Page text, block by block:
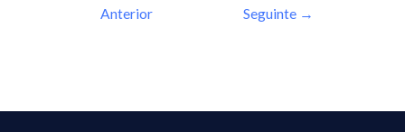
Anterior
Seguinte →